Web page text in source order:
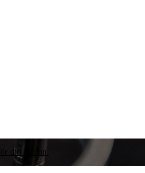
ditt fordon.